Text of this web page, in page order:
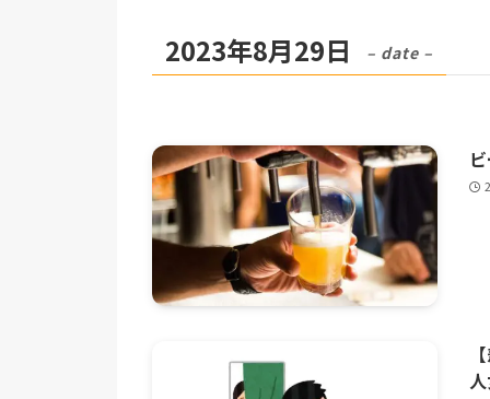
2023年8月29日 – date –